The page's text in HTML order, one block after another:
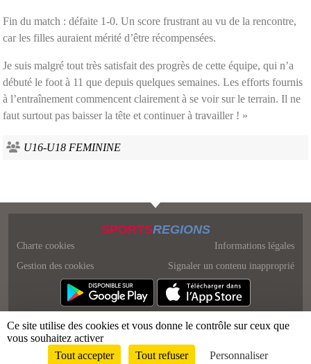
Fin du match : défaite 1-0. Un score frustrant au vu de la rencontre,
car les filles auraient mérité d’être récompensées.
Je suis malgré tout très satisfait des progrès de cette équipe, qui n’a
débuté le foot à 11 que depuis quelques semaines. Les efforts fournis
à l’entraînement commencent clairement à se voir sur le terrain. Il ne
faut surtout pas baisser la tête et continuer à travailler ! »
U16-U18 FEMININE
SPORTSREGIONS
Charte cookies
Gestion des cookies
Informations légales
Signaler un contenu inapproprié
Envie de participer ? Connexion
Ce site utilise des cookies et vous donne le contrôle sur ceux que
vous souhaitez activer
Tout accepter
Tout refuser Personnaliser